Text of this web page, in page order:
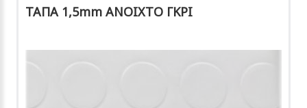
ΤΑΠΑ 1,5mm ΑΝΟΙΧΤΟ ΓΚΡΙ